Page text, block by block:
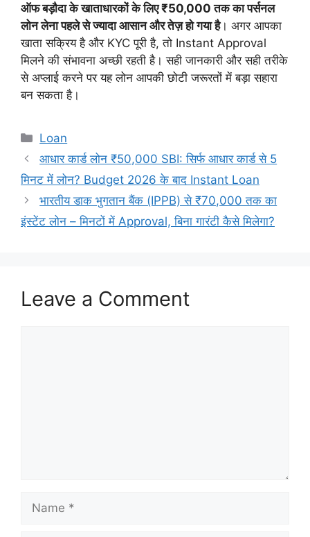
ऑफ बड़ौदा के खाताधारकों के लिए ₹50,000 तक का पर्सनल
लोन लेना पहले से ज्यादा आसान और तेज़ हो गया है। अगर आपका
खाता सक्रिय है और KYC पूरी है, तो Instant Approval
मिलने की संभावना अच्छी रहती है। सही जानकारी और सही तरीके
से अप्लाई करने पर यह लोन आपकी छोटी जरूरतों में बड़ा सहारा
बन सकता है।
Categories
Loan
आधार कार्ड लोन ₹50,000 SBI: सिर्फ आधार कार्ड से 5
मिनट में लोन? Budget 2026 के बाद Instant Loan
भारतीय डाक भुगतान बैंक (IPPB) से ₹70,000 तक का
इंस्टेंट लोन – मिनटों में Approval, बिना गारंटी कैसे मिलेगा?
Leave a Comment